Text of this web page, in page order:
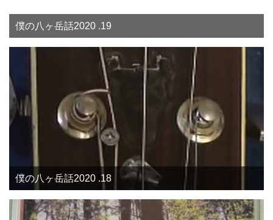
僕の八ヶ岳話2020 .19
僕の八ヶ岳話2020 .18